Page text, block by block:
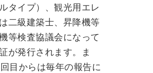
タイプ）、観光用エレ
二級建築士、昇降機等
等検査協議会になって
が発行されます。ま
目からは毎年の報告に